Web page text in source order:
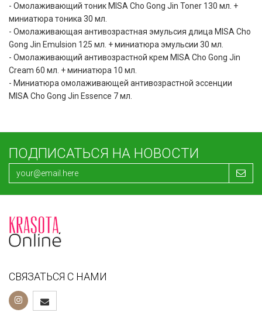
- Омолаживающий тоник MISA Cho Gong Jin Toner 130 мл. +
миниатюра тоника 30 мл.
- Омолаживающая антивозрастная эмульсия длица MISA Cho
Gong Jin Emulsion 125 мл. + миниатюра эмульсии 30 мл.
- Омолаживающий антивозрастной крем MISA Cho Gong Jin
Cream 60 мл. + миниатюра 10 мл.
- Миниатюра омолаживающей антивозрастной эссенции
MISA Cho Gong Jin Essence 7 мл.
ПОДПИСАТЬСЯ НА НОВОСТИ
СВЯЗАТЬСЯ С НАМИ